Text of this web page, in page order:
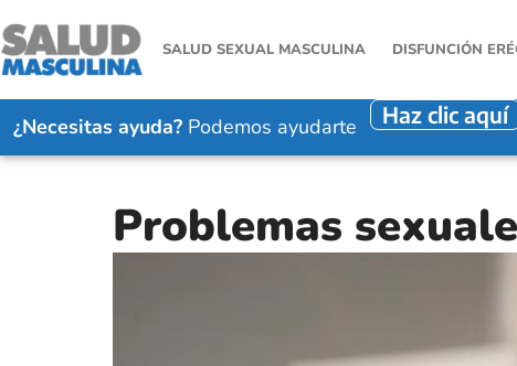
SALUD SEXUAL MASCULINA DISFUNCIÓN
¿Necesitas ayuda? Podemos ayudarte Haz clic aquí
Problemas